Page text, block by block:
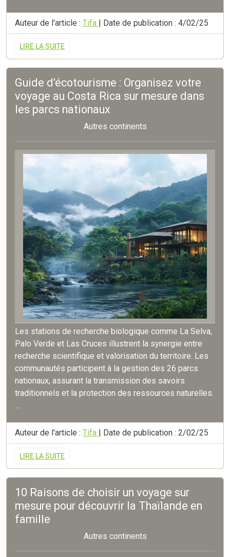
Auteur de l'article : Tifa | Date de publication : 4/02/25
LIRE LA SUITE
Guide d'écotourisme : Organisez votre
voyage au Costa Rica sur mesure dans
les parcs nationaux
Autres continents
Les stations de recherche biologique comme La Selva,
Palo Verde et Las Cruces illustrent la synergie entre
recherche scientifique et valorisation du territoire. Les
communautés participent à la gestion des 26 parcs
nationaux, assurant la transmission des savoirs
traditionnels et la protection des ressources naturelles.
...
Auteur de l'article : Tifa | Date de publication : 2/02/25
LIRE LA SUITE
10 Raisons de choisir un voyage sur
mesure pour découvrir la Thaïlande en
famille
Autres continents